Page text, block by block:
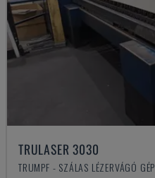
TRULASER 3030
TRUMPF - SZÁLAS LÉZERVÁGÓ GÉP